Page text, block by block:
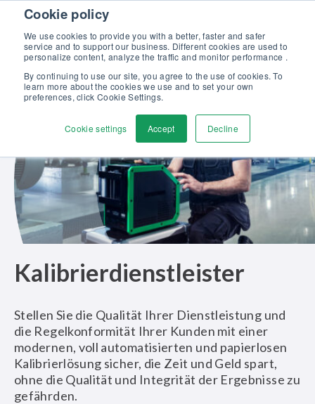
Cookie policy
We use cookies to provide you with a better, faster and safer
service and to support our business. Different cookies are used to
personalize content, analyze the traffic and monitor performance .
By continuing to use our site, you agree to the use of cookies. To
learn more about the cookies we use and to set your own
preferences, click Cookie Settings.
Cookie settings Accept Decline
Skip to content
Kalibriergrundlagen Druck (eBook) – jetzt kostenlos herunterladen!
Kontaktieren
Kalibrierdienstleister
Stellen Sie die Qualität Ihrer Dienstleistung und
die Regelkonformität Ihrer Kunden mit einer
modernen, voll automatisierten und papierlosen
Kalibrierlösung sicher, die Zeit und Geld spart,
ohne die Qualität und Integrität der Ergebnisse zu
gefährden.